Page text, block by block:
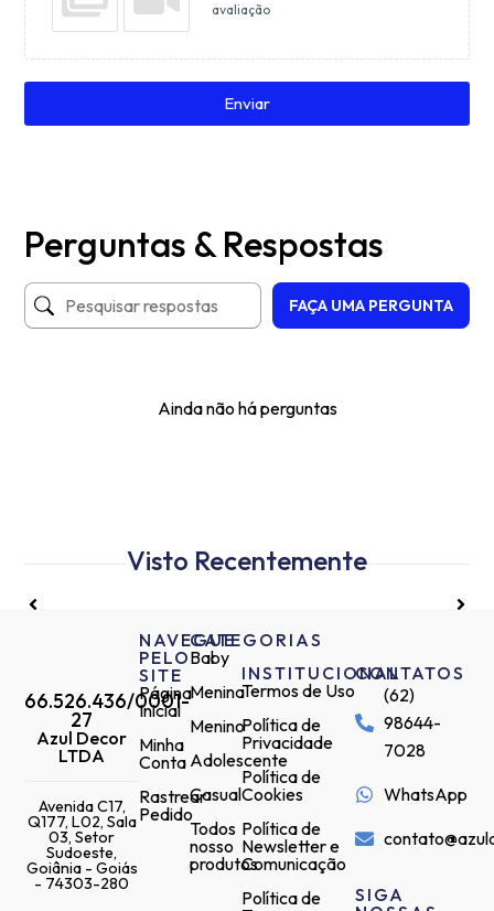
avaliação
Enviar
Perguntas & Respostas
FAÇA UMA PERGUNTA
Ainda não há perguntas
Visto Recentemente
66.526.436/0001-
27
Azul Decor
LTDA
Avenida C17,
Q177, L02, Sala
03, Setor
Sudoeste,
Goiânia - Goiás
- 74303-280
NAVEGUE
PELO
SITE
Página
Inicial
Minha
Conta
Rastrear
Pedido
CATEGORIAS
Baby
Menina
Menino
Adolescente
Casual
Todos
nosso
produtos
INSTITUCIONAL
Termos de Uso
Política de
Privacidade
Política de
Cookies
Política de
Newsletter e
Comunicação
Política de
CONTATOS
(62)
98644-
7028
WhatsApp
SIGA